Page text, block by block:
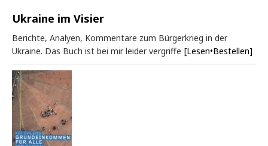
Ukraine im Visier
Berichte, Analyen, Kommentare zum Bürgerkrieg in der
Ukraine. Das Buch ist bei mir leider vergriffe [Lesen•Bestellen]